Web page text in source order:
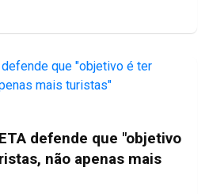
defende que "objetivo
não apenas mais